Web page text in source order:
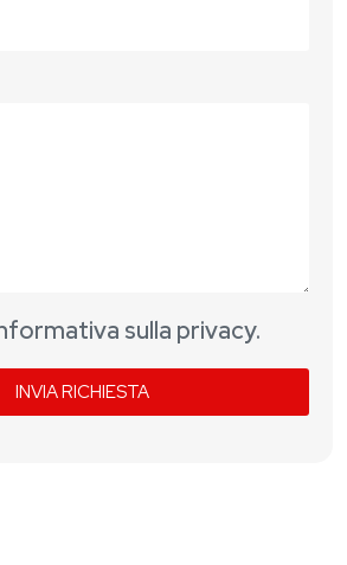
sulla privacy.
INVIA RICHIESTA